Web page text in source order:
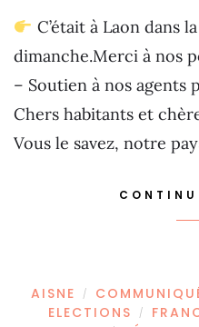
C’était à Laon dans
dimanche.Merci à nos
– Soutien à nos agents
Chers habitants et
Vous le savez, notre
AISNE /
ELECTIONS /